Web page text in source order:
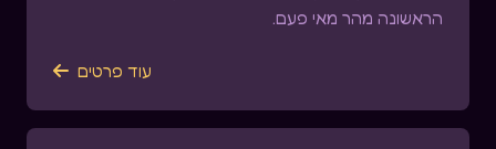
הראשונה מהר מאי פעם.
עוד פרטים 